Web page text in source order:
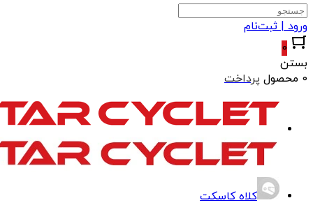
ورود | ثبت‌نام
0
بستن
0 محصول
پرداخت
کلاه کاسکت